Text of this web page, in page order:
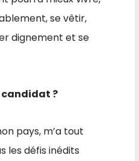
se vêtir,
dignement et se
candidat ?
pays, m’a tout
les défis inédits